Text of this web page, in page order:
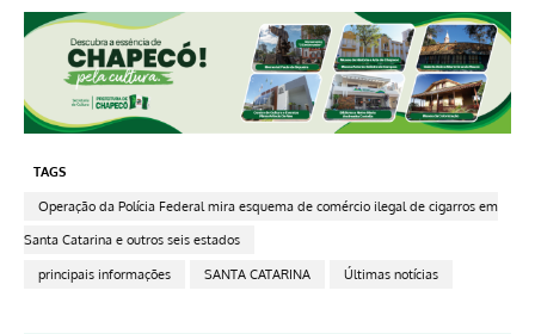
TAGS
Operação da Polícia Federal mira esquema de comércio ilegal de cigarros em
Santa Catarina e outros seis estados
principais informações SANTA CATARINA Últimas notícias